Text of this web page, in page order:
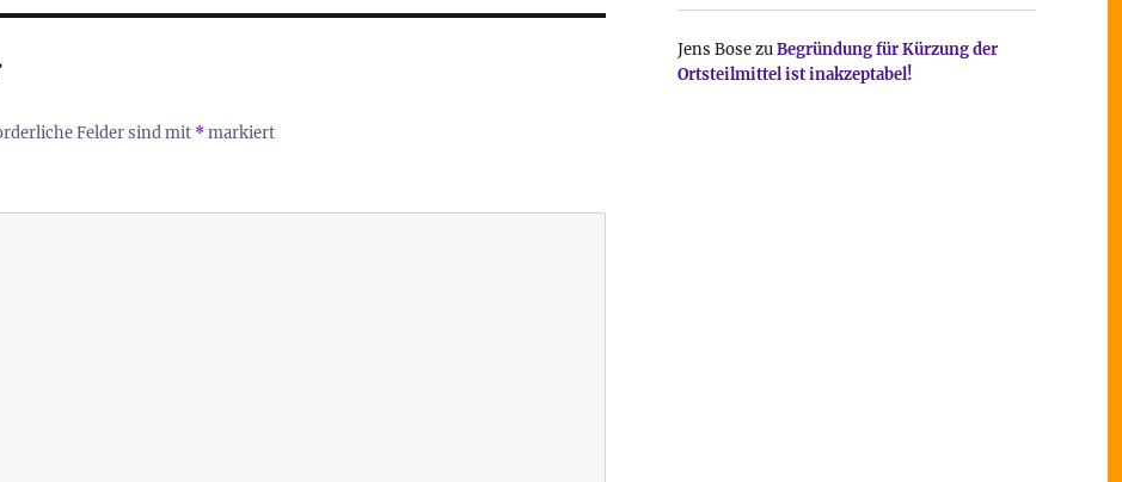
Felder sind mit *markiert
Jens BosezuBegründung für Kürzung der
Ortsteilmittel ist inakzeptabel!